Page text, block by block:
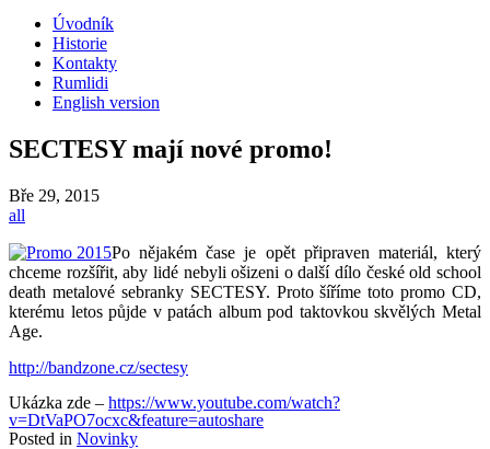
Úvodník
Historie
Kontakty
Rumlidi
English version
SECTESY mají nové promo!
Bře 29, 2015
all
Po nějakém čase je opět připraven materiál, který
chceme rozšířit, aby lidé nebyli ošizeni o další dílo české old school
death metalové sebranky SECTESY. Proto šíříme toto promo CD,
kterému letos půjde v patách album pod taktovkou skvělých Metal
Age.
http://bandzone.cz/sectesy
Ukázka zde – https://www.youtube.com/watch?
v=DtVaPO7ocxc&feature=autoshare
Posted in Novinky